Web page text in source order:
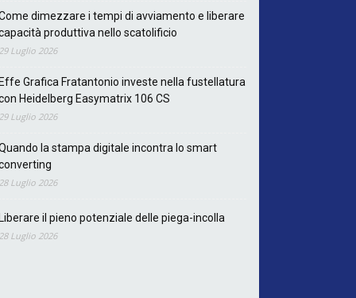
dimezzare i tempi di avviamento e liberare
produttiva nello scatolificio
Luglio 2026
Grafica Fratantonio investe nella fustellatura
Heidelberg Easymatrix 106 CS
Luglio 2026
la stampa digitale incontra lo smart
Luglio 2026
il pieno potenziale delle piega-incolla
Luglio 2026